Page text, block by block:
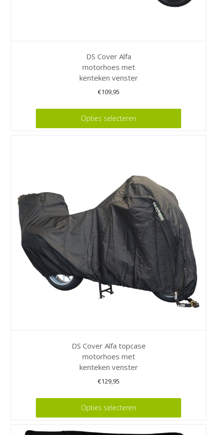
DS Cover Alfa
motorhoes met
kenteken venster
€109,95
Opties selecteren
kan
gekozen
worden
productpagina
DS Cover Alfa topcase
motorhoes met
kenteken venster
€129,95
Opties selecteren
heeft